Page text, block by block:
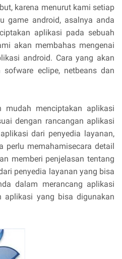
karena menurut kami setiap
game android, asalnya anda
aplikasi pada sebuah
akan membahas mengenai
android. Cara yang akan
eclipe, netbeans dan
mudah menciptakan aplikasi
dengan rancangan aplikasi
dari penyedia layanan,
perlu memahamisecara detail
memberi penjelasan tentang
penyedia layanan yang bisa
dalam merancang aplikasi
aplikasi yang bisa digunakan